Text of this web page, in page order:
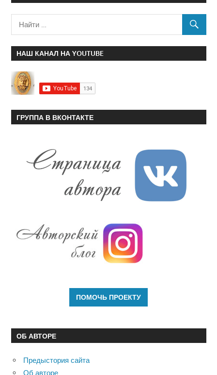
НАШ КАНАЛ НА YOUTUBE
ГРУППА В ВКОНТАКТЕ
ОБ АВТОРЕ
Предыстория сайта
Об авторе